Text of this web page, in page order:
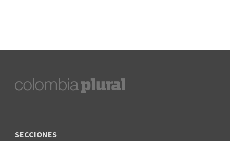
SECCIONES